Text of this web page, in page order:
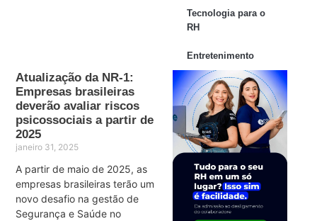
Atualização da NR-1:
Empresas brasileiras
deverão avaliar riscos
psicossociais a partir de
2025
janeiro 31, 2025
A partir de maio de 2025, as
empresas brasileiras terão um
novo desafio na gestão de
Segurança e Saúde no
Tecnologia para o
RH
Entretenimento